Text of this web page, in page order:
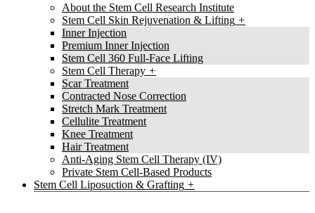
About the Stem Cell Research Institute
Stem Cell Skin Rejuvenation & Lifting
Inner Injection
Premium Inner Injection
Stem Cell 360 Full-Face Lifting
Stem Cell Therapy
Scar Treatment
Contracted Nose Correction
Stretch Mark Treatment
Cellulite Treatment
Knee Treatment
Hair Treatment
Anti-Aging Stem Cell Therapy (IV)
Private Stem Cell-Based Products
Stem Cell Liposuction & Grafting